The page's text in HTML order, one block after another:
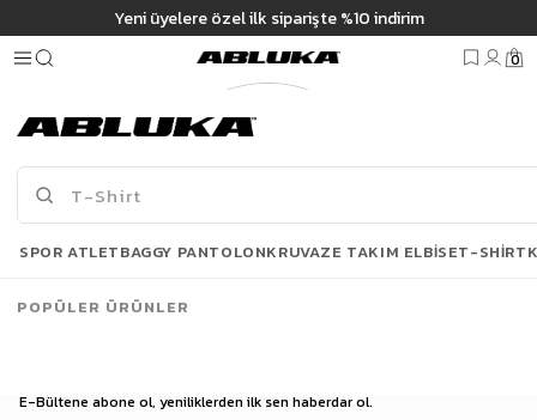
Yeni üyelere özel ilk siparişte %10 indirim
0
E-Bültene abone ol, yeniliklerden ilk sen haberdar ol.
SPOR ATLETBAGGY PANTOLONKRUVAZE TAKIM ELBISET-SHIRT
POPÜLER ÜRÜNLER